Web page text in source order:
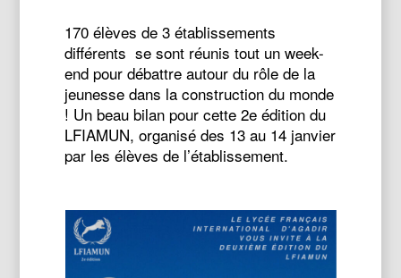
170 élèves de 3 établissements
différents se sont réunis tout un week-
end pour débattre autour du rôle de la
jeunesse dans la construction du monde
! Un beau bilan pour cette 2e édition du
LFIAMUN, organisé des 13 au 14 janvier
par les élèves de l’établissement.